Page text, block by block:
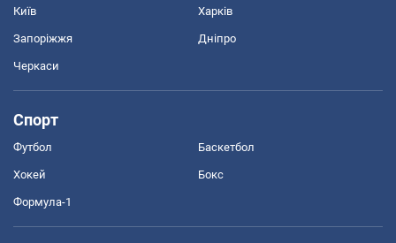
Київ Харків
Запоріжжя Дніпро
Черкаси
Спорт
Футбол Баскетбол
Хокей Бокс
Формула-1